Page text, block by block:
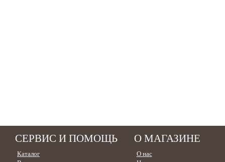
СЕРВИС И ПОМОЩЬ
Каталог
О МАГАЗИНЕ
О нас